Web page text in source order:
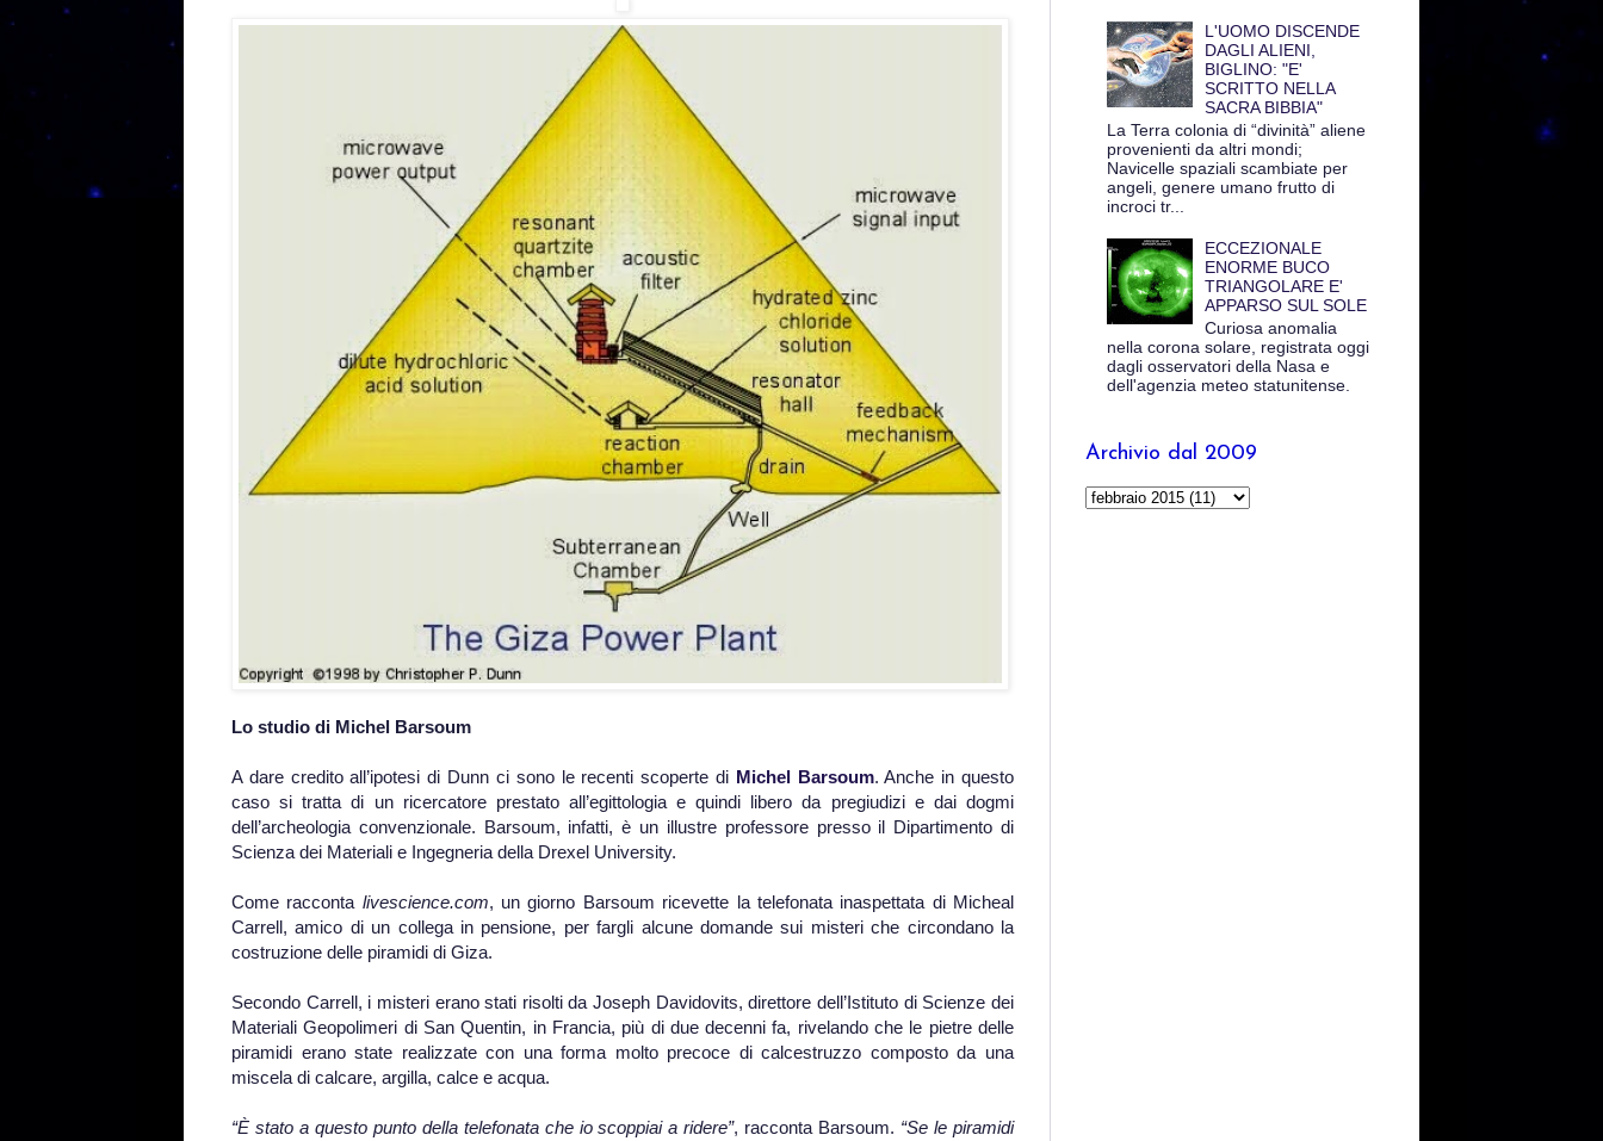
Lo studio di Michel Barsoum
A dare credito all’ipotesi di Dunn ci sono le recenti scoperte di Michel Barsoum. Anche in questo
caso si tratta di un ricercatore prestato all’egittologia e quindi libero da pregiudizi e dai dogmi
dell’archeologia convenzionale. Barsoum, infatti, è un illustre professore presso il Dipartimento di
Scienza dei Materiali e Ingegneria della Drexel University.
Come racconta livescience.com, un giorno Barsoum ricevette la telefonata inaspettata di Micheal
Carrell, amico di un collega in pensione, per fargli alcune domande sui misteri che circondano la
costruzione delle piramidi di Giza.
Secondo Carrell, i misteri erano stati risolti da Joseph Davidovits, direttore dell’Istituto di Scienze dei
Materiali Geopolimeri di San Quentin, in Francia, più di due decenni fa, rivelando che le pietre delle
piramidi erano state realizzate con una forma molto precoce di calcestruzzo composto da una
miscela di calcare, argilla, calce e acqua.
“È stato a questo punto della telefonata che io scoppiai a ridere”, racconta Barsoum. “Se le piramidi
L'UOMO DISCENDE
DAGLI ALIENI,
BIGLINO: "E'
SCRITTO NELLA
SACRA BIBBIA"
La Terra colonia di “divinità” aliene
provenienti da altri mondi;
Navicelle spaziali scambiate per
angeli, genere umano frutto di
incroci tr...
ECCEZIONALE
ENORME BUCO
TRIANGOLARE E'
APPARSO SUL SOLE
Curiosa anomalia
nella corona solare, registrata oggi
dagli osservatori della Nasa e
dell'agenzia meteo statunitense.
Archivio dal 2009